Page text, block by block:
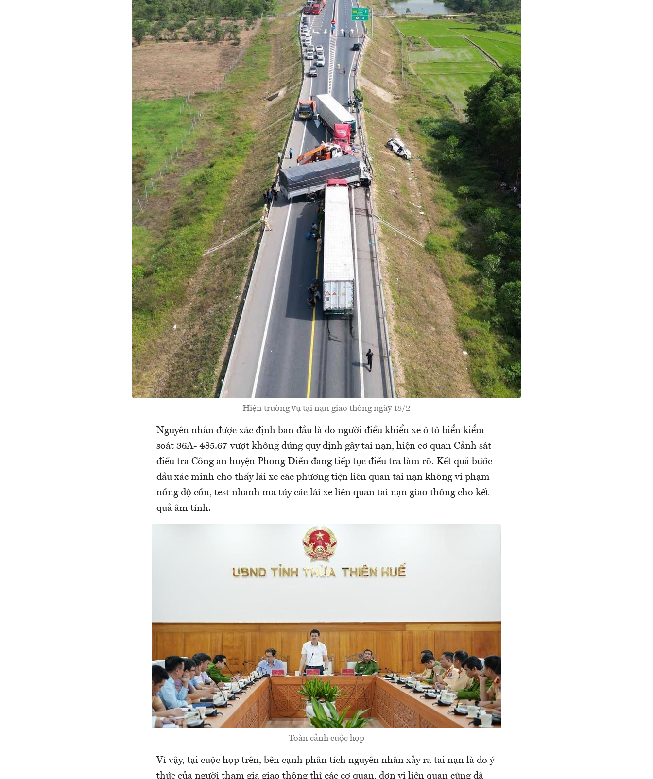
Hiện trường vụ tại nạn giao thông ngày 18/2
Nguyên nhân được xác định ban đầu là do người điều khiển xe ô tô biển kiểm
soát 36A- 485.67 vượt không đúng quy định gây tai nạn, hiện cơ quan Cảnh sát
điều tra Công an huyện Phong Điền đang tiếp tục điều tra làm rõ. Kết quả bước
đầu xác minh cho thấy lái xe các phương tiện liên quan tai nạn không vi phạm
nồng độ cồn, test nhanh ma túy các lái xe liên quan tai nạn giao thông cho kết
quả âm tính.
Toàn cảnh cuộc họp
Vì vậy, tại cuộc họp trên, bên cạnh phân tích nguyên nhân xảy ra tai nạn là do ý
thức của người tham gia giao thông thì các cơ quan, đơn vị liên quan cũng đã